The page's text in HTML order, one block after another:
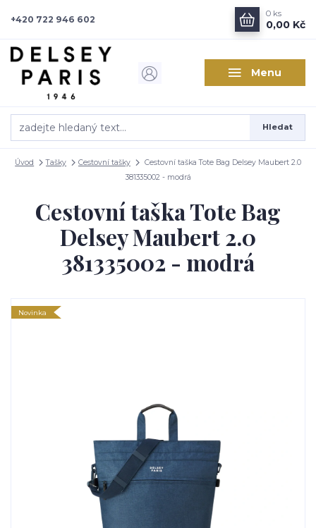
Menu
Hledat
+420 722 946 602
0 ks
0,00 Kč
Úvod Tašky Cestovní tašky
Cestovní taška Tote Bag Delsey Maubert 2.0
381335002 - modrá
Cestovní taška Tote Bag
Delsey Maubert 2.0
381335002 - modrá
Novinka